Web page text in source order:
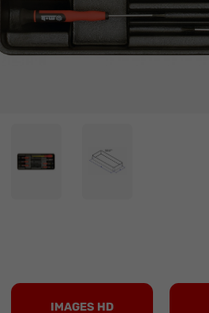
IMAGES HD